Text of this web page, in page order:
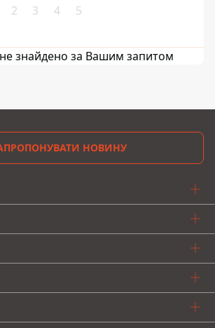
2 3 4 5
знайдено за Вашим запитом
НОВИНУ